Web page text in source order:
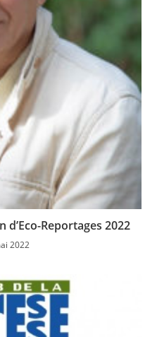
d’Eco-Reportages 2022
2022